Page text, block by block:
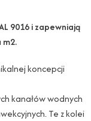
9016 i zapewniają
m2.
koncepcji
kanałów wodnych
Te z kolei